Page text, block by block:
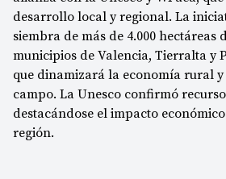
desarrollo local y regional. La
siembra de más de 4.000 hectáreas
municipios de Valencia, Tierralta y
que dinamizará la economía rural
campo. La Unesco confirmó
destacándose el impacto
región.